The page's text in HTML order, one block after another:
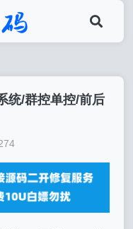
统/群控单控/前后